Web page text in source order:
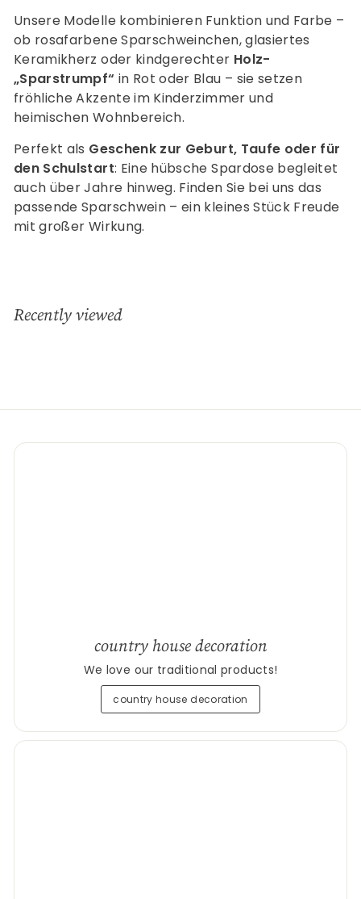
Unsere Modelle kombinieren Funktion und Farbe –
ob rosafarbene Sparschweinchen, glasiertes
Keramikherz oder kindgerechter Holz-
„Sparstrumpf“ in Rot oder Blau – sie setzen
fröhliche Akzente im Kinderzimmer und
heimischen Wohnbereich.
Perfekt als Geschenk zur Geburt, Taufe oder für
den Schulstart: Eine hübsche Spardose begleitet
auch über Jahre hinweg. Finden Sie bei uns das
passende Sparschwein – ein kleines Stück Freude
mit großer Wirkung.
Recently viewed
country house decoration
We love our traditional products!
country house decoration